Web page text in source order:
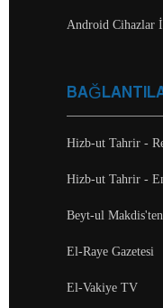
Android Cihazlar
Hizb-ut Tahrir -
Hizb-ut Tahrir -
Beyt-ul
El-Raye Gazetesi
El-Vakiye TV